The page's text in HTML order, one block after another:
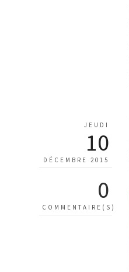
JEUDI
10
DÉCEMBRE 2015
0
COMMENTAIRE(S)